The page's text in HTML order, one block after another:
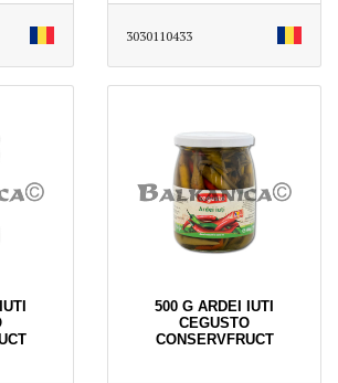
3030110433
500 G ARDEI IUTI
CEGUSTO
CONSERVFRUCT